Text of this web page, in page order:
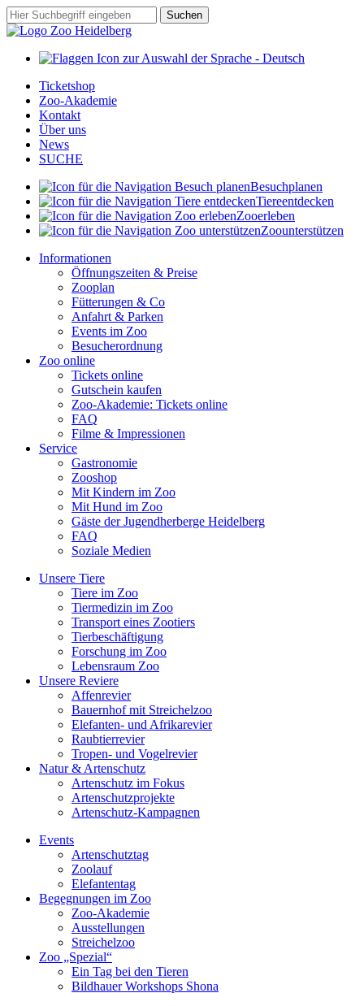
Zum
Hauptinhalt
springen
Suchbegriff Suchen
Ticketshop
Zoo-Akademie
Kontakt
Über uns
News
SUCHE
Besuchplanen
Tiereentdecken
Zooerleben
Zoounterstützen
Informationen
Öffnungszeiten & Preise
Zooplan
Fütterungen & Co
Anfahrt & Parken
Events im Zoo
Besucherordnung
Zoo online
Tickets online
Gutschein kaufen
Zoo-Akademie: Tickets online
FAQ
Filme & Impressionen
Service
Gastronomie
Zooshop
Mit Kindern im Zoo
Mit Hund im Zoo
Gäste der Jugendherberge Heidelberg
FAQ
Soziale Medien
Unsere Tiere
Tiere im Zoo
Tiermedizin im Zoo
Transport eines Zootiers
Tierbeschäftigung
Forschung im Zoo
Lebensraum Zoo
Unsere Reviere
Affenrevier
Bauernhof mit Streichelzoo
Elefanten- und Afrikarevier
Raubtierrevier
Tropen- und Vogelrevier
Natur & Artenschutz
Artenschutz im Fokus
Artenschutzprojekte
Artenschutz-Kampagnen
Events
Artenschutztag
Zoolauf
Elefantentag
Begegnungen im Zoo
Zoo-Akademie
Ausstellungen
Streichelzoo
Zoo „Spezial“
Ein Tag bei den Tieren
Bildhauer Workshops Shona